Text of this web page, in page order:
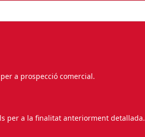
a prospecció comercial.
per a la finalitat anteriorment detallada.